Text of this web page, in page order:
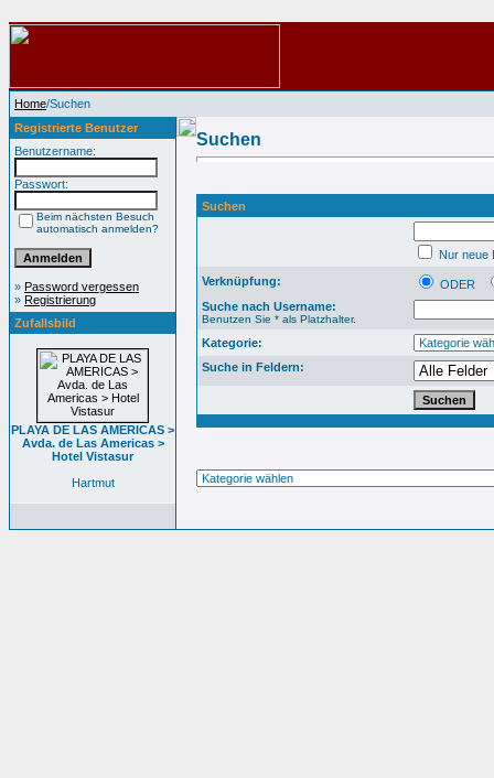
Home/Suchen
Registrierte Benutzer
Benutzername:
Passwort:
Beim nächsten Besuch
automatisch anmelden?
» Password vergessen
» Registrierung
Zufallsbild
PLAYA DE LAS AMERICAS >
Avda. de Las Americas >
Hotel Vistasur
Hartmut
Suchen
Suchen
Nur neue
Verknüpfung:
ODER
Suche nach Username:
Benutzen Sie * als Platzhalter.
Kategorie:
Suche in Feldern: